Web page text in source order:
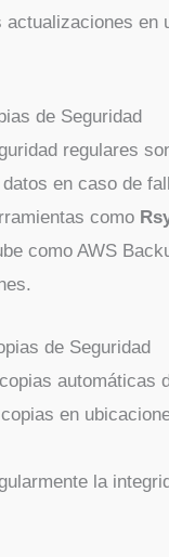
actualizaciones en
de Seguridad
regulares
en caso de
como
como AWS
de Seguridad
automáticas
en
la